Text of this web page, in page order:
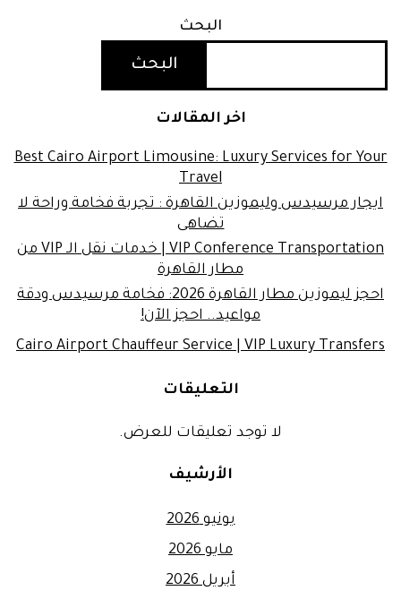
البحث
البحث
اخر المقالات
Best Cairo Airport Limousine: Luxury Services for Your
Travel
ايجار مرسيدس وليموزين القاهرة : تجربة فخامة وراحة لا
تضاهى
VIP Conference Transportation | خدمات نقل الـ VIP من
مطار القاهرة
احجز ليموزين مطار القاهرة 2026: فخامة مرسيدس ودقة
مواعيد.. احجز الآن!
Cairo Airport Chauffeur Service | VIP Luxury Transfers
التعليقات
لا توجد تعليقات للعرض.
الأرشيف
يونيو 2026
مايو 2026
أبريل 2026